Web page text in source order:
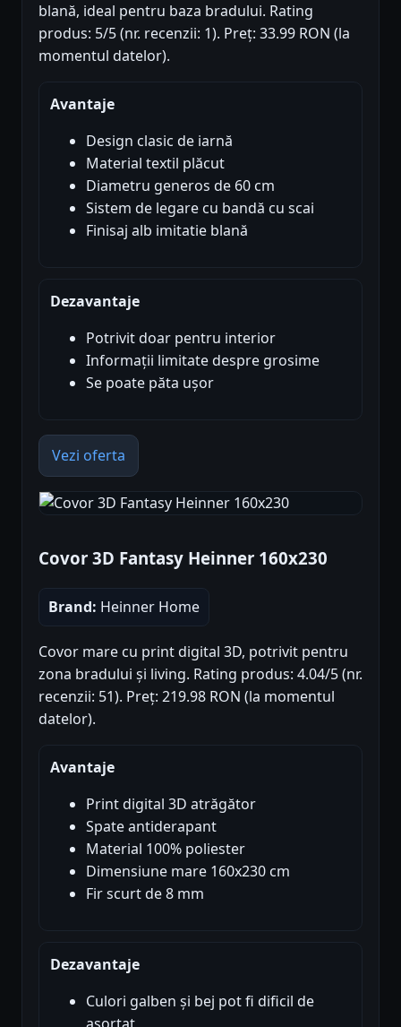
blană, ideal pentru baza bradului. Rating
produs: 5/5 (nr. recenzii: 1). Preț: 33.99 RON (la
momentul datelor).
Avantaje
Design clasic de iarnă
Material textil plăcut
Diametru generos de 60 cm
Sistem de legare cu bandă cu scai
Finisaj alb imitatie blană
Dezavantaje
Potrivit doar pentru interior
Informații limitate despre grosime
Se poate păta ușor
Vezi oferta
Covor 3D Fantasy Heinner 160x230
Brand: Heinner Home
Covor mare cu print digital 3D, potrivit pentru
zona bradului și living. Rating produs: 4.04/5 (nr.
recenzii: 51). Preț: 219.98 RON (la momentul
datelor).
Avantaje
Print digital 3D atrăgător
Spate antiderapant
Material 100% poliester
Dimensiune mare 160x230 cm
Fir scurt de 8 mm
Dezavantaje
Culori galben și bej pot fi dificil de
asortat